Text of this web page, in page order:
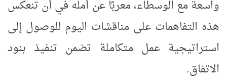
واسعة مع الوسطاء، معربًا عن أمله في أن تنعكس
هذه التفاهمات على مناقشات اليوم للوصول إلى
استراتيجية عمل متكاملة تضمن تنفيذ بنود
الاتفاق.